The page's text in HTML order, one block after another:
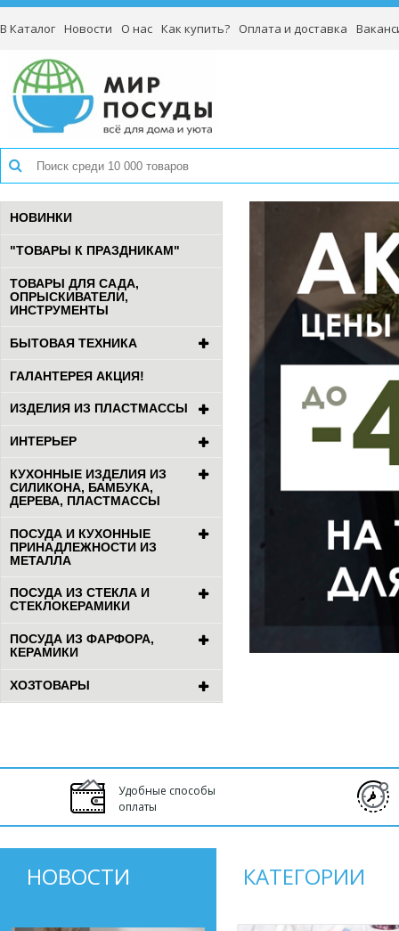
В Каталог Новости О нас Как купить? Оплата и доставка
НОВИНКИ
"ТОВАРЫ К ПРАЗДНИКАМ"
ТОВАРЫ ДЛЯ САДА,
ОПРЫСКИВАТЕЛИ,
ИНСТРУМЕНТЫ
БЫТОВАЯ ТЕХНИКА
ГАЛАНТЕРЕЯ АКЦИЯ!
ИЗДЕЛИЯ ИЗ ПЛАСТМАССЫ
ИНТЕРЬЕР
КУХОННЫЕ ИЗДЕЛИЯ ИЗ
СИЛИКОНА, БАМБУКА,
ДЕРЕВА, ПЛАСТМАССЫ
ПОСУДА И КУХОННЫЕ
ПРИНАДЛЕЖНОСТИ ИЗ
МЕТАЛЛА
ПОСУДА ИЗ СТЕКЛА И
СТЕКЛОКЕРАМИКИ
ПОСУДА ИЗ ФАРФОРА,
КЕРАМИКИ
ХОЗТОВАРЫ
Удобные способы
оплаты
НОВОСТИ КАТЕГОРИИ